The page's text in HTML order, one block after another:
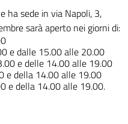
ha sede in via Napoli, 3,
sarà aperto nei giorni di:
e dalle 15.00 alle 20.00
e delle 14.00 alle 19.00
e della 14.00 alle 19.00
e della 14.00 alle 19.00.